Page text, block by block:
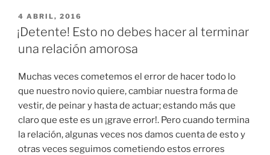
PUBLICADO
EN
4 ABRIL, 2016
¡Detente! Esto no debes hacer al terminar
una relación amorosa
Muchas veces cometemos el error de hacer todo lo
que nuestro novio quiere, cambiar nuestra forma de
vestir, de peinar y hasta de actuar; estando más que
claro que este es un ¡grave error!. Pero cuando termina
la relación, algunas veces nos damos cuenta de esto y
otras veces seguimos cometiendo estos errores